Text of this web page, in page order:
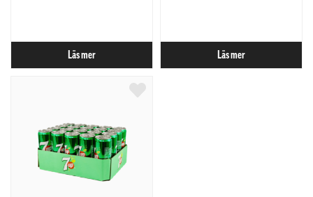
Läs mer Läs mer